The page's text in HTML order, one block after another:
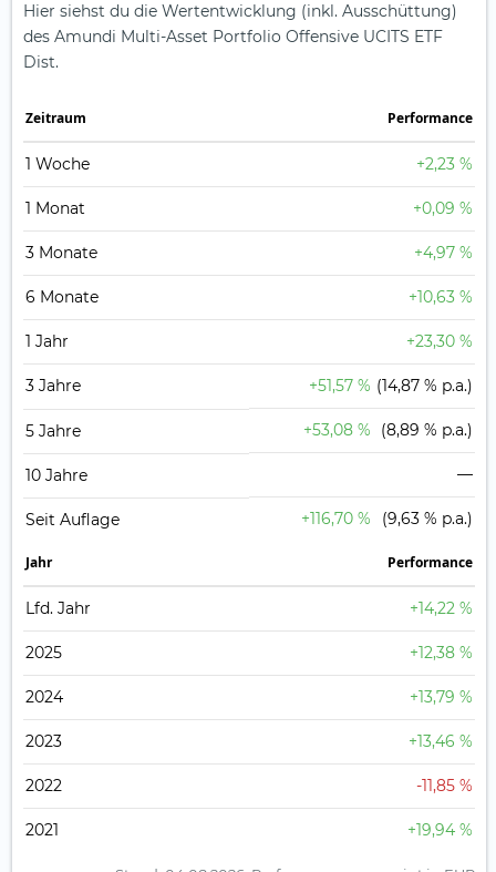
Hier siehst du die Wertentwicklung (inkl. Ausschüttung)
des Amundi Multi-Asset Portfolio Offensive UCITS ETF
Dist.
Zeit­raum Perfor­mance
1 Woche +2,23 %
1 Monat +0,09 %
3 Monate +4,97 %
6 Monate +10,63 %
1 Jahr +23,30 %
3 Jahre +51,57 % (14,87 % p.a.)
5 Jahre +53,08 % (8,89 % p.a.)
10 Jahre —
Seit Auflage +116,70 % (9,63 % p.a.)
Jahr Perfor­mance
Lfd. Jahr +14,22 %
2025 +12,38 %
2024 +13,79 %
2023 +13,46 %
2022 -11,85 %
2021 +19,94 %